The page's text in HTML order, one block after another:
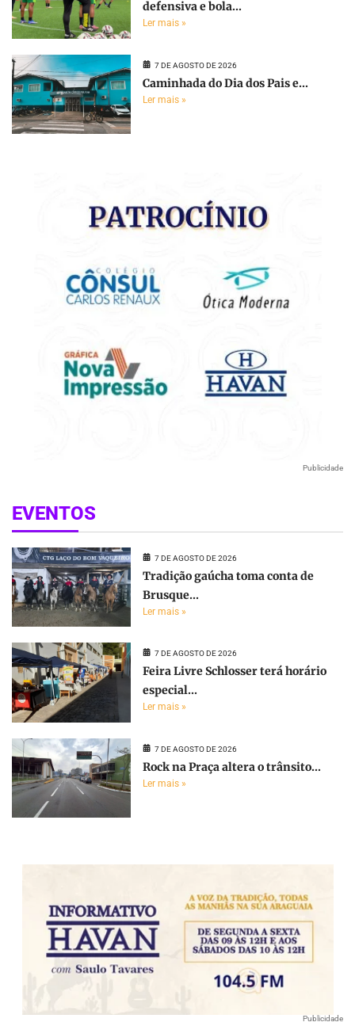
defensiva e bola...
Ler mais »
7 DE AGOSTO DE 2026
Caminhada do Dia dos Pais e...
Ler mais »
Publicidade
EVENTOS
7 DE AGOSTO DE 2026
Tradição gaúcha toma conta de
Brusque...
Ler mais »
7 DE AGOSTO DE 2026
Feira Livre Schlosser terá horário
especial...
Ler mais »
7 DE AGOSTO DE 2026
Rock na Praça altera o trânsito...
Ler mais »
Publicidade